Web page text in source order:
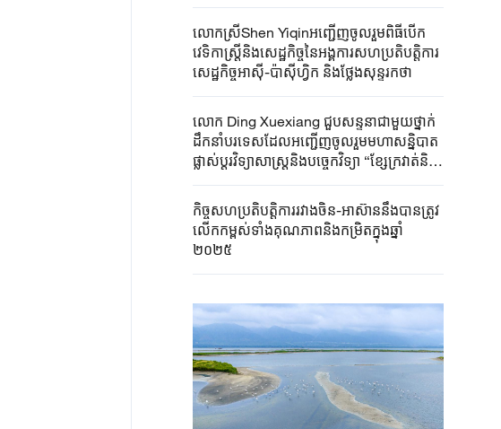
លោកស្រីShen Yiqinអញ្ជើញចូលរួមពិធីបើក
វេទិកាស្ត្រីនិងសេដ្ឋកិច្ចនៃអង្គការសហប្រតិបត្តិការ
សេដ្ឋកិច្ចអាស៊ី-ប៉ាស៊ីហ្វិក និងថ្លែងសុន្ទរកថា
លោក Ding ​Xuexiang ​ជួបសន្ទនា​ជាមួយ​ថ្នាក់
ដឹកនាំ​បរទេសដែល​អញ្ជើញ​ចូលរួម​មហាសន្និបាត​
ផ្លាស់ប្តូរ​វិទ្យាសាស្ត្រនិង​បច្ចេកវិទ្យា ​“ខ្សែក្រវាត់​និង
ផ្លូវ”​លើកទីពីរ​
កិច្ចសហប្រតិបត្តិការរវាងចិន-អាស៊ាននឹងបានត្រូវ
លើកកម្ពស់ទាំងគុណភាពនិងកម្រិតក្នុងឆ្នាំ